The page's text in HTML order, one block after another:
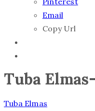
Email
Copy Url
Tuba
Tuba Elmas